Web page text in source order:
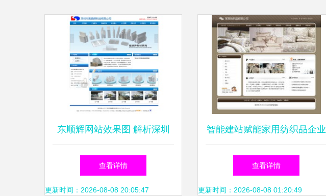
东顺辉网站效果图 解析深圳
网络公司在网站建设领域的专
业实践
查看详情
更新时间：2026-08-08 20:05:47
智能建站赋能家用纺织品企业
如何快速打造专业官网并高效
管理
查看详情
更新时间：2026-08-08 01:20:49